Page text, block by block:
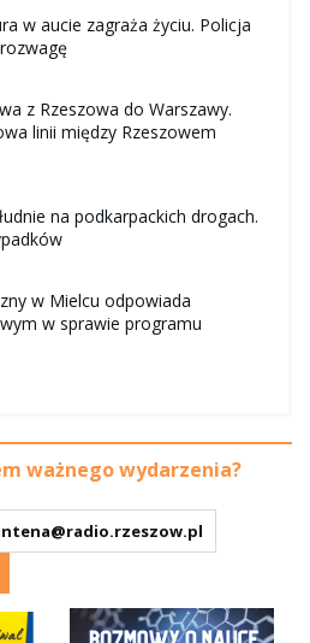
w aucie zagraża życiu. Policja
z Rzeszowa do Warszawy.
linii między Rzeszowem
na podkarpackich drogach.
w Mielcu odpowiada
w sprawie programu
ważnego wydarzenia?